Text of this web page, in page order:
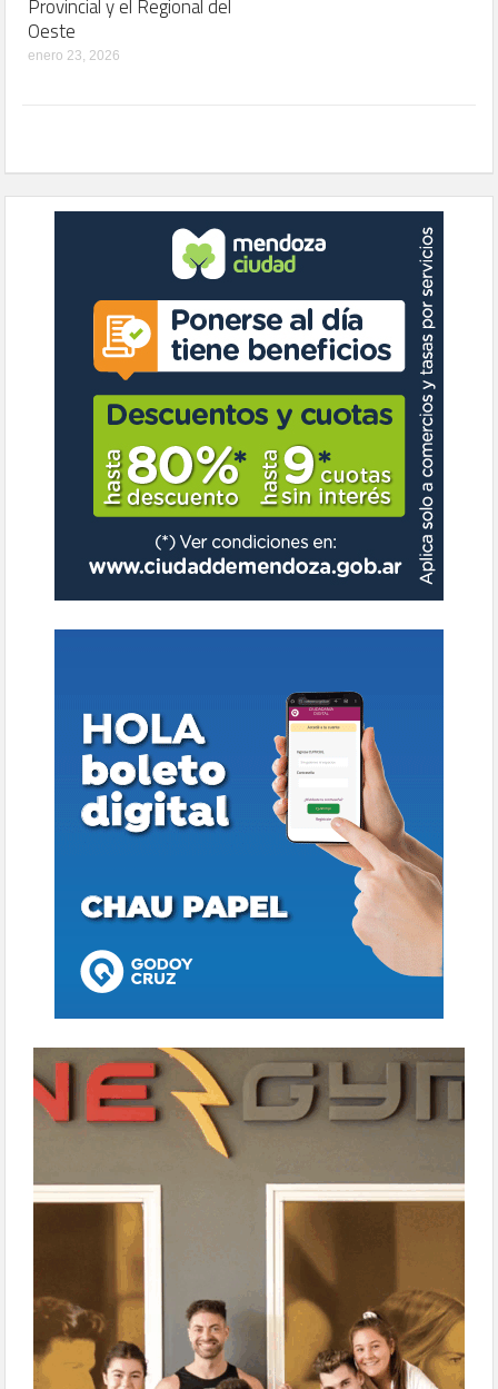
Provincial y el Regional del
Oeste
enero 23, 2026